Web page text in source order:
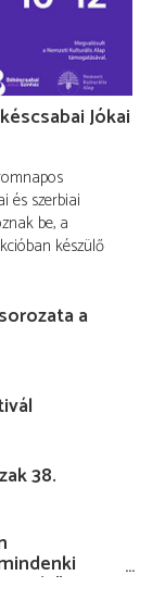
Jókai
és szerbiai
be, a
készülő
a
38.